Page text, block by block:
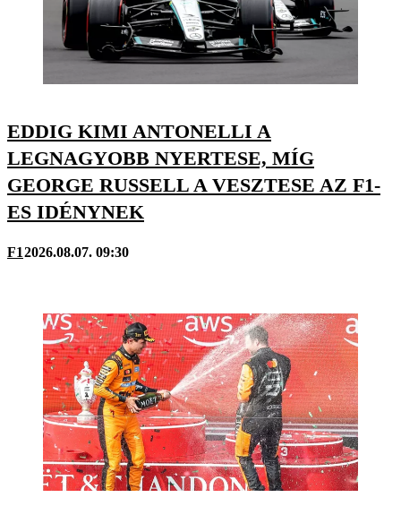
EDDIG KIMI ANTONELLI A
LEGNAGYOBB NYERTESE, MÍG
GEORGE RUSSELL A VESZTESE AZ F1-
ES IDÉNYNEK
F12026.08.07. 09:30